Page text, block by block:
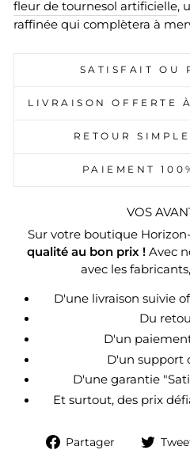
fleur de tournesol artificielle,
raffinée qui complètera à
SATISFAIT OU
LIVRAISON OFFERTE
RETOUR
PAIEMENT
VOS
Sur votre boutique
qualité au bon prix !Avec
avec les
D'une livraison suivie
Du
D'un
D'un support
D'une garantie
Et surtout, des prix
Partager
Partager